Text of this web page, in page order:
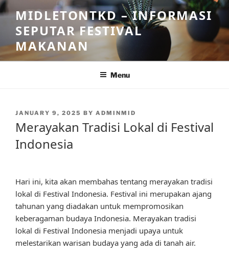
Skip
to
content
MIDLETONTKD – INFORMASI
SEPUTAR FESTIVAL
MAKANAN
Menu
POSTED
JANUARY 9, 2025 BY ADMINMID
Merayakan Tradisi Lokal di Festival
Indonesia
Hari ini, kita akan membahas tentang merayakan tradisi
lokal di Festival Indonesia. Festival ini merupakan ajang
tahunan yang diadakan untuk mempromosikan
keberagaman budaya Indonesia. Merayakan tradisi
lokal di Festival Indonesia menjadi upaya untuk
melestarikan warisan budaya yang ada di tanah air.